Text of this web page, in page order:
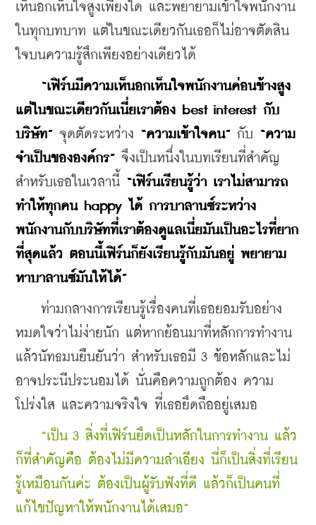
เห็นอกเห็นใจสูงเพียงใด และพยายามเข้าใจพนักงาน
ในทุกบทบาท แต่ในขณะเดียวกันเธอก็ไม่อาจตัดสิน
ใจบนความรู้สึกเพียงอย่างเดียวได้
“เฟิร์นมีความเห็นอกเห็นใจพนักงานค่อนข้างสูง
แต่ในขณะเดียวกันเนี่ยเราต้อง best interest กับ
บริษัท” จุดตัดระหว่าง “ความเข้าใจคน” กับ “ความ
จำเป็นขององค์กร” จึงเป็นหนึ่งในบทเรียนที่สำคัญ
สำหรับเธอในเวลานี้ “เฟิร์นเรียนรู้ว่า เราไม่สามารถ
ทำให้ทุกคน happy ได้ การบาลานซ์ระหว่าง
พนักงานกับบริษัทที่เราต้องดูแลเนี่ยมันเป็นอะไรที่ยาก
ที่สุดแล้ว ตอนนี้เฟิร์นก็ยังเรียนรู้กับมันอยู่ พยายาม
หาบาลานซ์มันให้ได้”
ท่ามกลางการเรียนรู้เรื่องคนที่เธอยอมรับอย่าง
หมดใจว่าไม่ง่ายนัก แต่หากย้อนมาที่หลักการทำงาน
แล้วนัทธมนยืนยันว่า สำหรับเธอมี 3 ข้อหลักและไม่
อาจประนีประนอมได้ นั่นคือความถูกต้อง ความ
โปร่งใส และความจริงใจ ที่เธอยึดถืออยู่เสมอ
“เป็น 3 สิ่งที่เฟิร์นยึดเป็นหลักในการทำงาน แล้ว
ก็ที่สำคัญคือ ต้องไม่มีความลำเอียง นี่ก็เป็นสิ่งที่เรียน
รู้เหมือนกันค่ะ ต้องเป็นผู้รับฟังที่ดี แล้วก็เป็นคนที่
แก้ไขปัญหาให้พนักงานได้เสมอ”